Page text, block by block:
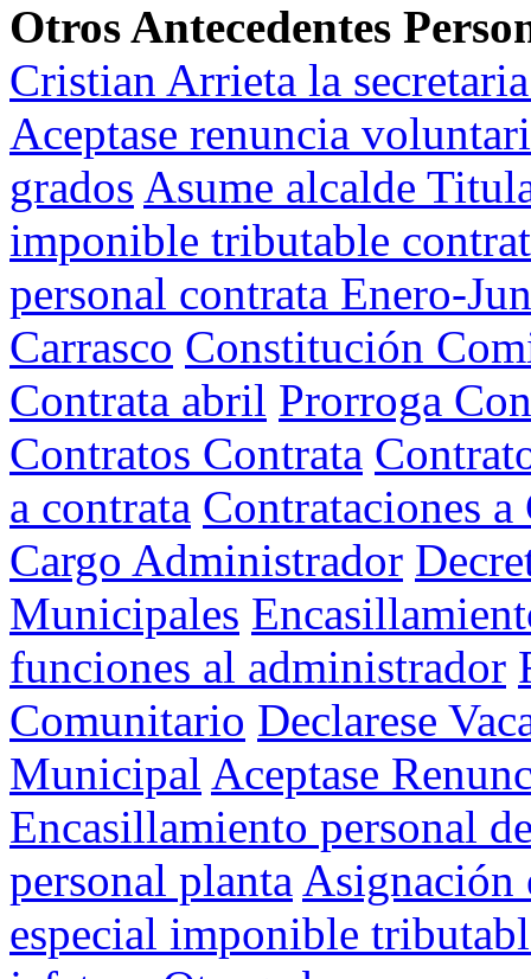
Otros Antecedentes
Cristian Arrieta la
Aceptase renuncia
grados Asume alcalde
imponible tributable
personal contrata Enero-
Carrasco Constitución
Contrata abril Prorroga
Contratos Contrata
a contrata Contrataciones a
Cargo Administrador
Municipales
funciones al administrador
Comunitario Declarese
Municipal Aceptase
Encasillamiento personal
personal planta Asignación
especial imponible